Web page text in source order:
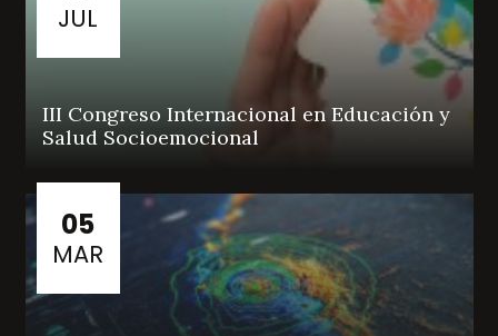
JUL
III Congreso Internacional en Educación y
Salud Socioemocional
05
MAR